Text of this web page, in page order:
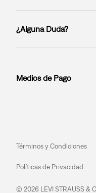
¿Alguna Duda?
Medios de Pago
Términos y Condiciones
Políticas de Privacidad
© 2026 LEVI STRAUSS &